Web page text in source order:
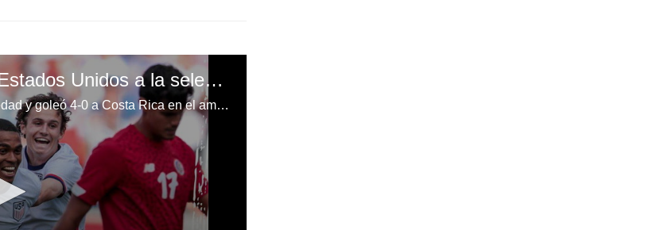
Una pesadilla: Goleada de Estados Unidos a la selección de Costa Rica en juego amistoso
La selección estadounidense no tuvo piedad y goleó 4-0 a Costa Rica en el amistoso disputado en el Rio Tinto Stadium de Utah.